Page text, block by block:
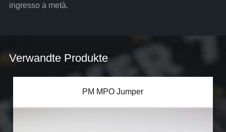
ingresso a metà.
Verwandte Produkte
PM MPO Jumper